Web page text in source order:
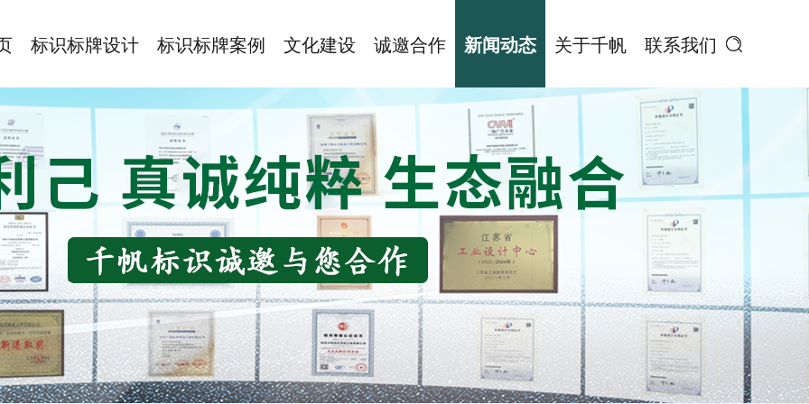
标识标牌设计 标识标牌案例 文化建设 诚邀合作 新闻动态 关于千帆 联系我们